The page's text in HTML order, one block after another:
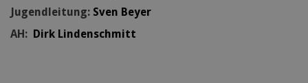
Jugendleitung: Sven Beyer
AH: Dirk Lindenschmitt